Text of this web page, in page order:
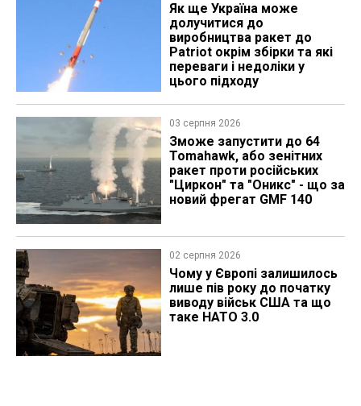
Як ще Україна може
долучитися до
виробництва ракет до
Patriot окрім збірки та які
переваги і недоліки у
цього підходу
03 серпня 2026
Зможе запустити до 64
Tomahawk, або зенітних
ракет проти російських
"Циркон" та "Оникс" - що за
новий фрегат GMF 140
02 серпня 2026
Чому у Європі залишилось
лише пів року до початку
виводу військ США та що
таке НАТО 3.0